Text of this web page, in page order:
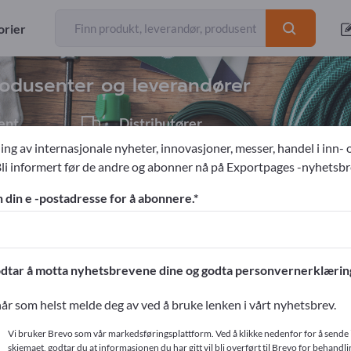
og leverandører
Distributører
8
eksportører
214
>> start her
på Exportpages.
av internasjonale nyheter, innovasjoner, messer, handel i inn-
informert før de andre og abonner nå på Exportpages -
din e -postadresse for å abonnere.
å motta nyhetsbrevene dine og godta
som helst melde deg av ved å bruke lenken i vårt nyhetsbrev.
Vi bruker Brevo som vår markedsføringsplattform. Ved å klikke nedenfor for å sende
skjemaet, godtar du at informasjonen du har gitt vil bli overført til Brevo for